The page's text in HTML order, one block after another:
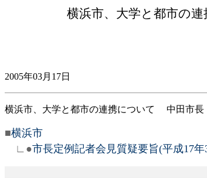
横浜市、大学と都市の
2005年03月17日
横浜市、大学と都市の連携について 中田市長
■横浜市
∟●市長定例記者会見質疑要旨(平成17年